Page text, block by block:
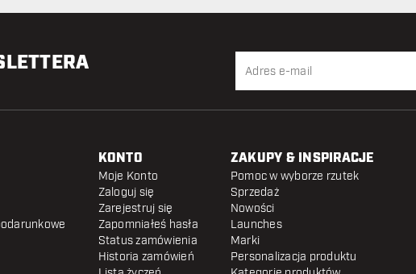
KONTO
Moje Konto
Zaloguj się
Zarejestruj się
Zapomniałeś hasła
Status zamówienia
Historia zamówień
ZAKUPY & INSPIRACJE
Pomoc w wyborze rzutek
Sprzedaż
Nowości
Launches
Marki
Personalizacja produktu